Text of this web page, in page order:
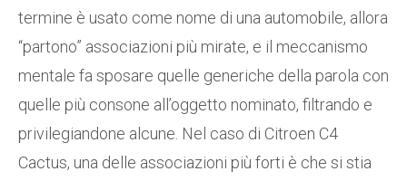
termine è usato come nome di una automobile, allora
“partono” associazioni più mirate, e il meccanismo
mentale fa sposare quelle generiche della parola con
quelle più consone all’oggetto nominato, filtrando e
privilegiandone alcune. Nel caso di Citroen C4
Cactus, una delle associazioni più forti è che si stia